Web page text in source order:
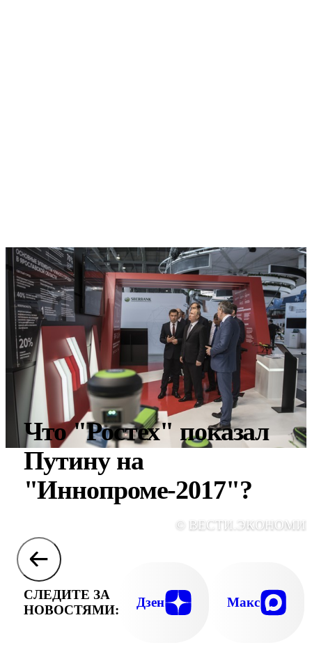
Что "Ростех" показал
Путину на
"Иннопроме-2017"?
©
СЛЕДИТЕ ЗА
НОВОСТЯМИ:
Дзен Макс